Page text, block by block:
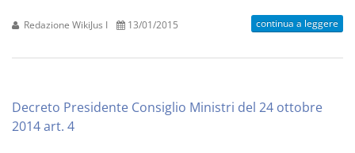
Redazione WikiJus I 13/01/2015 continua a leggere
Decreto Presidente Consiglio Ministri del 24 ottobre
2014 art. 4